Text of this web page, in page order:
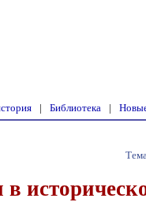
Библиотека